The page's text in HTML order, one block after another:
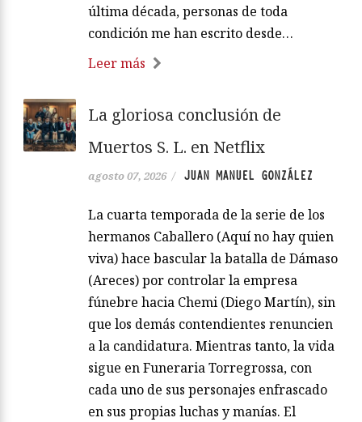
última década, personas de toda
condición me han escrito desde…
Leer más
La gloriosa conclusión de
Muertos S. L. en Netflix
agosto 07, 2026 / JUAN MANUEL GONZÁLEZ
La cuarta temporada de la serie de los
hermanos Caballero (Aquí no hay quien
viva) hace bascular la batalla de Dámaso
(Areces) por controlar la empresa
fúnebre hacia Chemi (Diego Martín), sin
que los demás contendientes renuncien
a la candidatura. Mientras tanto, la vida
sigue en Funeraria Torregrossa, con
cada uno de sus personajes enfrascado
en sus propias luchas y manías. El